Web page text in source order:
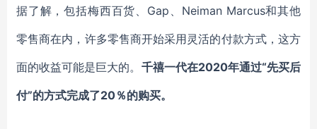
据了解 ，包括梅西百货、 Gap 、 Neiman Marcus和其他
零售商在内 ， 许多零售商开始采用灵活的付款方式， 这方
面的收益可能是巨大的。 千禧一代在2020年通过“先买后
付”的方式完成了20％的购买。